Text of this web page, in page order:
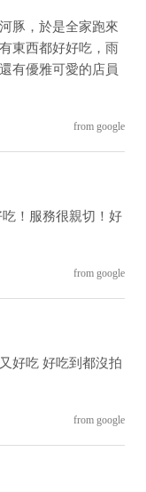
豚，於是全家跑來
東西都好好吃，雨
有優雅可愛的店員
from google
！服務很親切！好
from google
好吃 好吃到都沒拍
from google